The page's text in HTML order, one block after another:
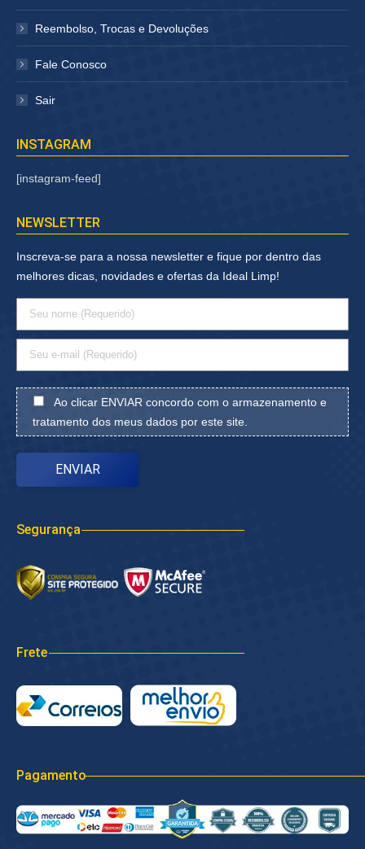
Reembolso, Trocas e Devoluções
Fale Conosco
Sair
INSTAGRAM
[instagram-feed]
NEWSLETTER
Inscreva-se para a nossa newsletter e fique por dentro das
melhores dicas, novidades e ofertas da Ideal Limp!
Ao clicar ENVIAR concordo com o armazenamento e
tratamento dos meus dados por este site.
Segurança
Frete
Pagamento